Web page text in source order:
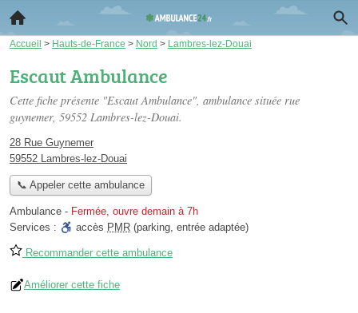
Accueil > Hauts-de-France > Nord > Lambres-lez-Douai
Escaut Ambulance
Cette fiche présente "Escaut Ambulance", ambulance située rue
guynemer, 59552 Lambres-lez-Douai.
28 Rue Guynemer
59552 Lambres-lez-Douai
📞 Appeler cette ambulance
Ambulance - Fermée, ouvre demain à 7h
Services :
accès PMR (parking, entrée adaptée)
Recommander cette ambulance
Améliorer cette fiche